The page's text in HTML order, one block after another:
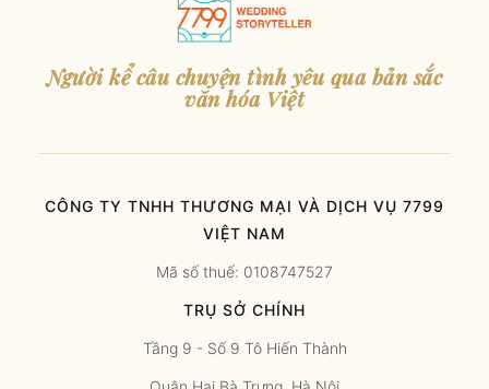
Người kể câu chuyện tình yêu qua bản sắc
văn hóa Việt
CÔNG TY TNHH THƯƠNG MẠI VÀ DỊCH VỤ 7799
VIỆT NAM
Mã số thuế: 0108747527
TRỤ SỞ CHÍNH
Tầng 9 - Số 9 Tô Hiến Thành